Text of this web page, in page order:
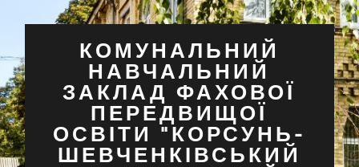
КОМУНАЛЬНИЙ
НАВЧАЛЬНИЙ
ЗАКЛАД ФАХОВОЇ
ПЕРЕДВИЩОЇ
ОСВІТИ "КОРСУНЬ-
ШЕВЧЕНКІВСЬКИЙ